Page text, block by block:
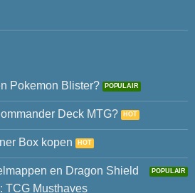
Pokemon Blister?
Deck MTG?
Box kopen
en Dragon Shield
TCG Musthaves